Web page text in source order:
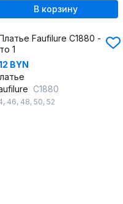
В корзину
BYN
C1880
, 46, 48, 50, 52